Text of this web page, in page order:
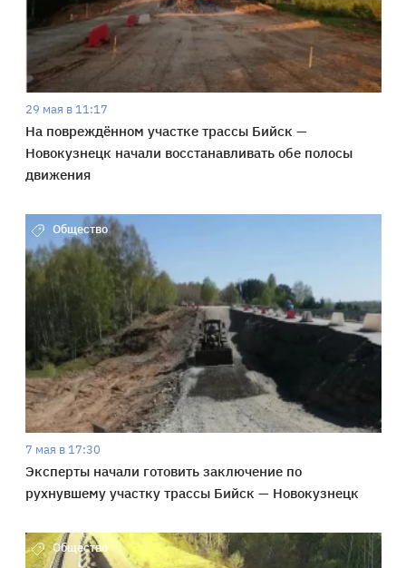
29 мая в 11:17
На повреждённом участке трассы Бийск —
Новокузнецк начали восстанавливать обе полосы
движения
Общество
7 мая в 17:30
Эксперты начали готовить заключение по
рухнувшему участку трассы Бийск — Новокузнецк
Общество